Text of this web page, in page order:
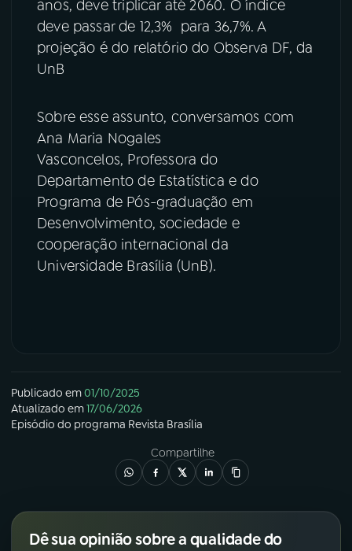
ACOMPANHE A RÁDIO NACIONAL
YouTube
Instagram X
TikTok
anos, deve triplicar até 2060. O índice
deve passar de 12,3% para 36,7%. A
projeção é do relatório do Observa DF, da
UnB
Sobre esse assunto, conversamos com
Ana Maria Nogales
Vasconcelos, Professora do
Departamento de Estatística e do
Programa de Pós-graduação em
Desenvolvimento, sociedade e
cooperação internacional da
Universidade Brasília (UnB).
Publicado em01/10/2025
Atualizado em17/06/2026
Episódio do programa Revista Brasília
Compartilhe
Dê sua opinião sobre a qualidade do